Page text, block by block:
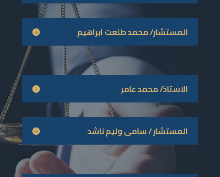
المستشار/ محمد طلعت ابراهيم
الاستاذ/ محمد عامر
المستشار / سامى وليم ناشد